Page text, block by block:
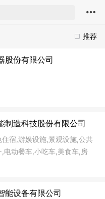
推荐
股份有限公司
制造科技股份有限公司
宿,游娱设施,景观设施,公共
电动餐车,小吃车,美食车,房
能设备有限公司